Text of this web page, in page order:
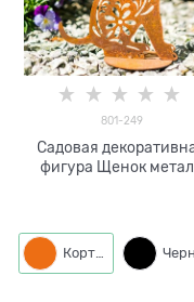
801-249
Садовая
фигура Щенок
Кортен